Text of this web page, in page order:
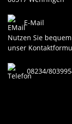
E-Mail
Nutzen Sie bequem
unser
08234/